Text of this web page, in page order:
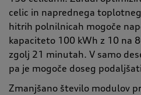
celic in naprednega
hitrih polnilnicah mogoče
kapaciteto 100 kWh z 10 na
zgolj 21 minutah. V samo
pa je mogoče doseg
Zmanjšano število modulov